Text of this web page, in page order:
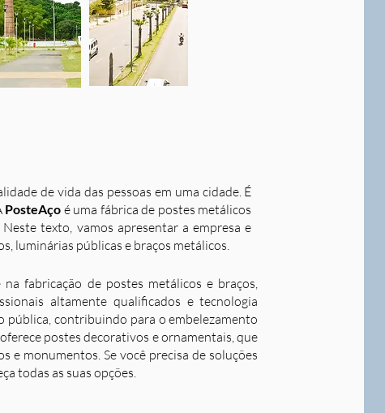
de vida das pessoas em uma cidade. É
PosteAço é uma fábrica de postes metálicos
texto, vamos apresentar a empresa e
luminárias públicas e braços metálicos.
fabricação de postes metálicos e braços,
altamente qualificados e tecnologia
pública, contribuindo para o embelezamento
postes decorativos e ornamentais, que
e monumentos. Se você precisa de soluções
todas as suas opções.